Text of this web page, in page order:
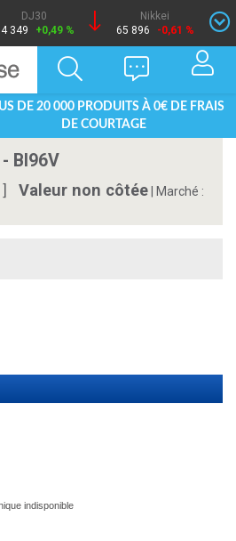
DJ30
349
+0,49 %
Nikkei
65 896
-0,61 %
DE 20 000 PRODUITS À 0€ DE FRAIS
DE COURTAGE
BI96V
Valeur non côtée Marché :